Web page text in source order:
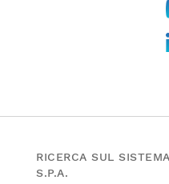
RICERCA SUL
S.P.A.